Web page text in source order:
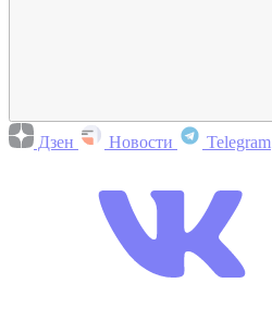
Дзен Новости Telegram